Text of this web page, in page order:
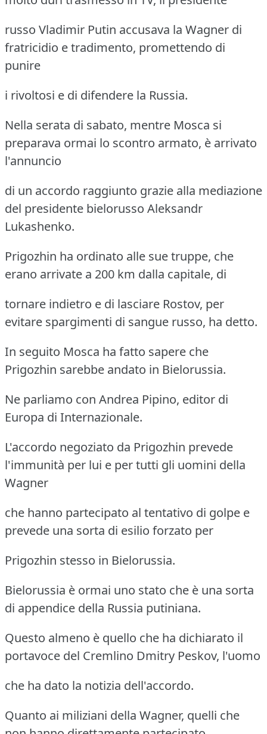
russo Vladimir Putin accusava la Wagner di
fratricidio e tradimento, promettendo di
punire
i rivoltosi e di difendere la Russia.
Nella serata di sabato, mentre Mosca si
preparava ormai lo scontro armato, è arrivato
l'annuncio
di un accordo raggiunto grazie alla mediazione
del presidente bielorusso Aleksandr
Lukashenko.
Prigozhin ha ordinato alle sue truppe, che
erano arrivate a 200 km dalla capitale, di
tornare indietro e di lasciare Rostov, per
evitare spargimenti di sangue russo, ha detto.
In seguito Mosca ha fatto sapere che
Prigozhin sarebbe andato in Bielorussia.
Ne parliamo con Andrea Pipino, editor di
Europa di Internazionale.
L'accordo negoziato da Prigozhin prevede
l'immunità per lui e per tutti gli uomini della
Wagner
che hanno partecipato al tentativo di golpe e
prevede una sorta di esilio forzato per
Prigozhin stesso in Bielorussia.
Bielorussia è ormai uno stato che è una sorta
di appendice della Russia putiniana.
Questo almeno è quello che ha dichiarato il
portavoce del Cremlino Dmitry Peskov, l'uomo
che ha dato la notizia dell'accordo.
Quanto ai miliziani della Wagner, quelli che